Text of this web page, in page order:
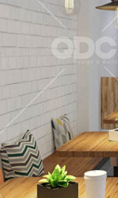
Build thi công sở hữu
phong cách thiết kế